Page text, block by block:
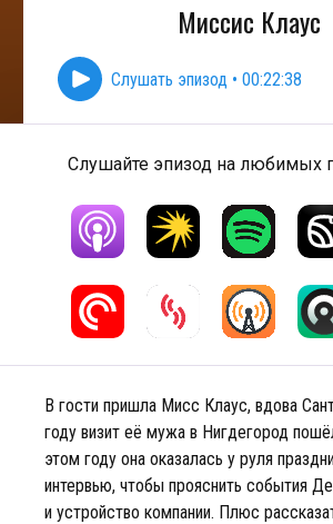
Миссис Клаус
Слушать эпизод • 00:22:38
Слушайте эпизод на любимых
В гости пришла Мисс Клаус, вдова
году визит её мужа в Нигдегород
этом году она оказалась у руля
интервью, чтобы прояснить события
и устройство компании. Плюс